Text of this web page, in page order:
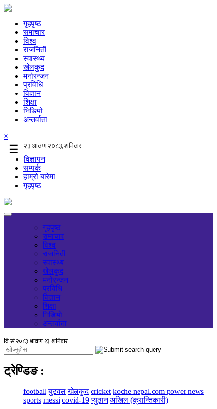
गृहपृष्ठ
समाचार
विश्व
राजनिती
स्वास्थ्य
खेलकुद
मनोरन्जन
प्रविधि
विज्ञान
शिक्षा
भिडियो
अन्तर्वाता
×
☰
विज्ञापन
सम्पर्क
हाम्रो बारेमा
गृहपृष्ठ
गृहपृष्ठ
समाचार
विश्व
राजनिती
स्वास्थ्य
खेलकुद
मनोरन्जन
प्रविधि
विज्ञान
शिक्षा
भिडियो
अन्तर्वाता
ट्रेण्डिङ :
football बुटवल खेलकुद cricket koche nepal.com power news
sports messi covid-19 प्युठान अखिल (क्रान्तिकारी)